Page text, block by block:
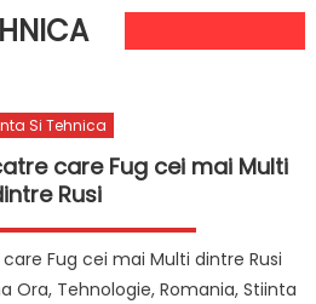
Si Tehnica
care Fug cei mai Multi
Rusi
Fug cei mai Multi dintre Rusi
Ora, Tehnologie, Romania, Stiinta